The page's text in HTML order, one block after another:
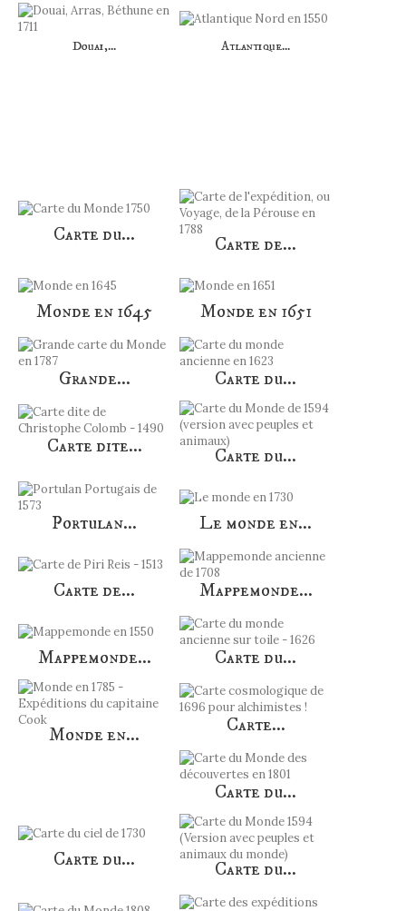
Douai,... Atlantique...
Carte du... Carte de...
Monde en 1645 Monde en 1651
Grande... Carte du...
Carte dite... Carte du...
Portulan... Le monde en...
Carte de... Mappemonde...
Mappemonde... Carte du...
Monde en... Carte...
Carte du...
Carte du... Carte du...